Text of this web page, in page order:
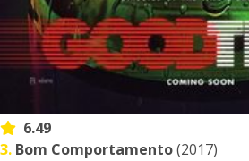
6.49
3. Bom Comportamento(2017)